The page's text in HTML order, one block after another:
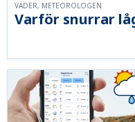
Varför snurrar
VÄDER, METEOROLOGEN